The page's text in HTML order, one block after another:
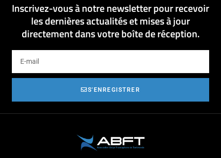
Inscrivez-vous à notre newsletter pour recevoir
les dernières actualités et mises à jour
directement dans votre boîte de réception.
S'ENREGISTRER